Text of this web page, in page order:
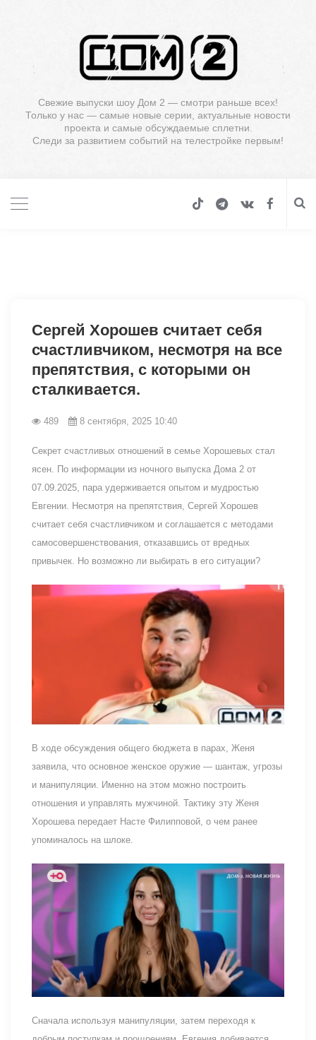
Свежие выпуски шоу Дом 2 — смотри раньше всех!
Только у нас — самые новые серии, актуальные новости
проекта и самые обсуждаемые сплетни.
Следи за развитием событий на телестройке первым!
Сергей Хорошев считает себя
счастливчиком, несмотря на все
препятствия, с которыми он
сталкивается.
489 8 сентября, 2025 10:40
Секрет счастливых отношений в семье Хорошевых стал
ясен. По информации из ночного выпуска Дома 2 от
07.09.2025, пара удерживается опытом и мудростью
Евгении. Несмотря на препятствия, Сергей Хорошев
считает себя счастливчиком и соглашается с методами
самосовершенствования, отказавшись от вредных
привычек. Но возможно ли выбирать в его ситуации?
В ходе обсуждения общего бюджета в парах, Женя
заявила, что основное женское оружие — шантаж, угрозы
и манипуляции. Именно на этом можно построить
отношения и управлять мужчиной. Тактику эту Женя
Хорошева передает Насте Филипповой, о чем ранее
упоминалось на шлоке.
Сначала используя манипуляции, затем переходя к